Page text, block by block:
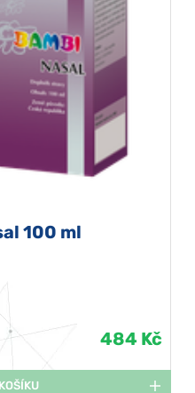
100 ml
484 Kč